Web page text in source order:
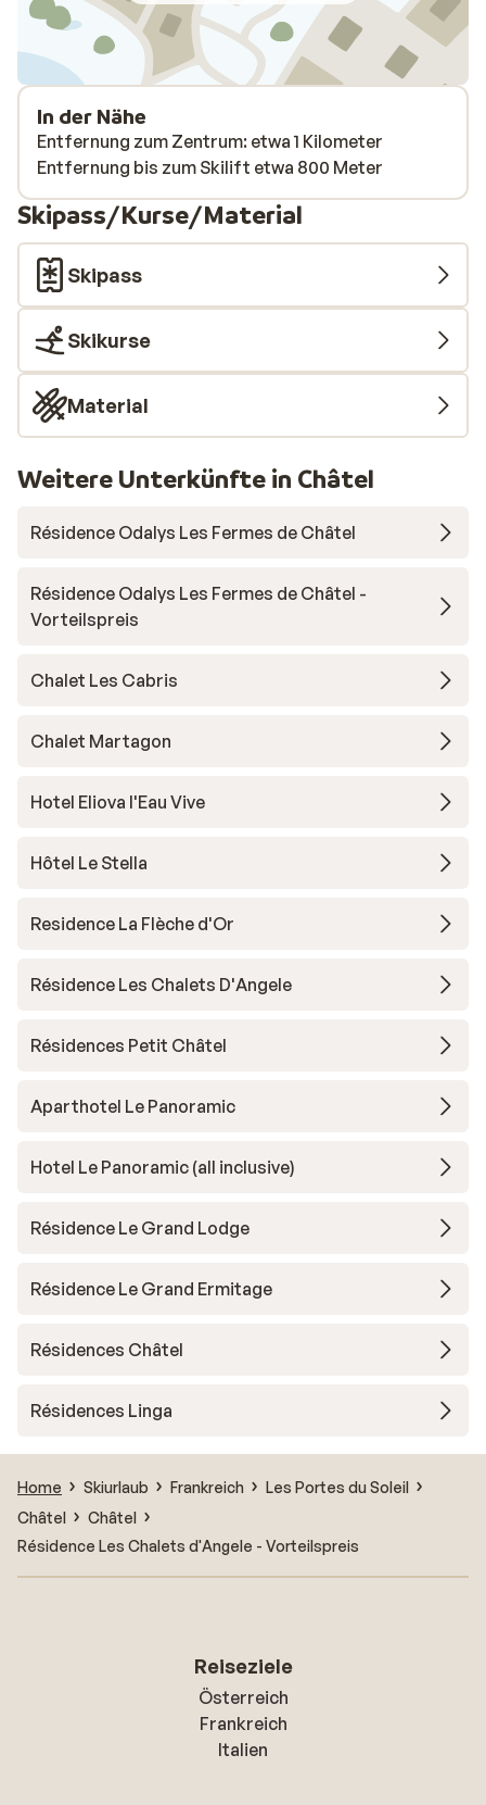
In der Nähe
Entfernung zum Zentrum: etwa 1 Kilometer
Entfernung bis zum Skilift etwa 800 Meter
Skipass/Kurse/Material
Skipass
Skikurse
Material
Weitere Unterkünfte in Châtel
Résidence Odalys Les Fermes de Châtel
Résidence Odalys Les Fermes de Châtel -
Vorteilspreis
Chalet Les Cabris
Chalet Martagon
Hotel Eliova l'Eau Vive
Hôtel Le Stella
Residence La Flèche d'Or
Résidence Les Chalets D'Angele
Résidences Petit Châtel
Aparthotel Le Panoramic
Hotel Le Panoramic (all inclusive)
Résidence Le Grand Lodge
Résidence Le Grand Ermitage
Résidences Châtel
Résidences Linga
Home Skiurlaub Frankreich
Les Portes du Soleil
Châtel
Châtel
Résidence Les Chalets d'Angele - Vorteilspreis
Reiseziele
Österreich
Frankreich
Italien